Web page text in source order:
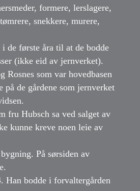
formere, lerslagere,
snekkere, murere,
de første åra til at de bodde
(ikke eid av jernverket).
som var hovedbasen
de gårdene som jernverket
fru Hubsch sa ved salget av
kunne kreve noen leie av
På sørsiden av
bodde i forvaltergården